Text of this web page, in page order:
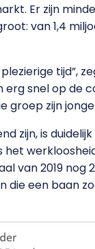
Er zijn
van 1,4
tijd”,
snel op de
groep zijn
zijn, is
van 2019
die een baan